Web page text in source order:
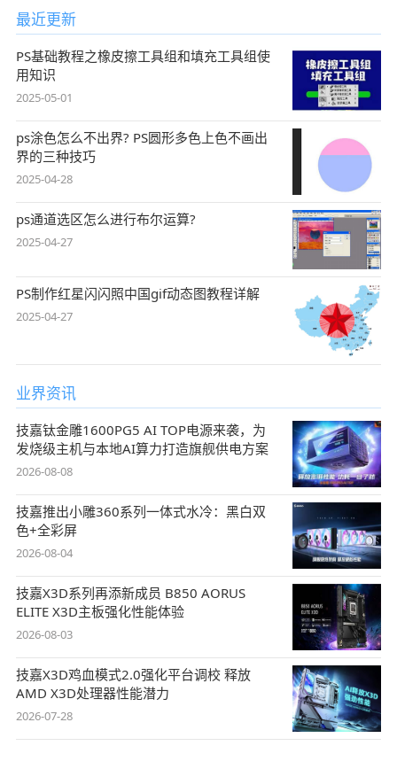
最近更新
PS基础教程之橡皮擦工具组和填充工具组使
用知识
2025-05-01
ps涂色怎么不出界? PS圆形多色上色不画出
界的三种技巧
2025-04-28
ps通道选区怎么进行布尔运算?
2025-04-27
PS制作红星闪闪照中国gif动态图教程详解
2025-04-27
业界资讯
技嘉钛金雕1600PG5 AI TOP电源来袭，为
发烧级主机与本地AI算力打造旗舰供电方案
2026-08-08
技嘉推出小雕360系列一体式水冷：黑白双
色+全彩屏
2026-08-04
技嘉X3D系列再添新成员 B850 AORUS
ELITE X3D主板强化性能体验
2026-08-03
技嘉X3D鸡血模式2.0强化平台调校 释放
AMD X3D处理器性能潜力
2026-07-28